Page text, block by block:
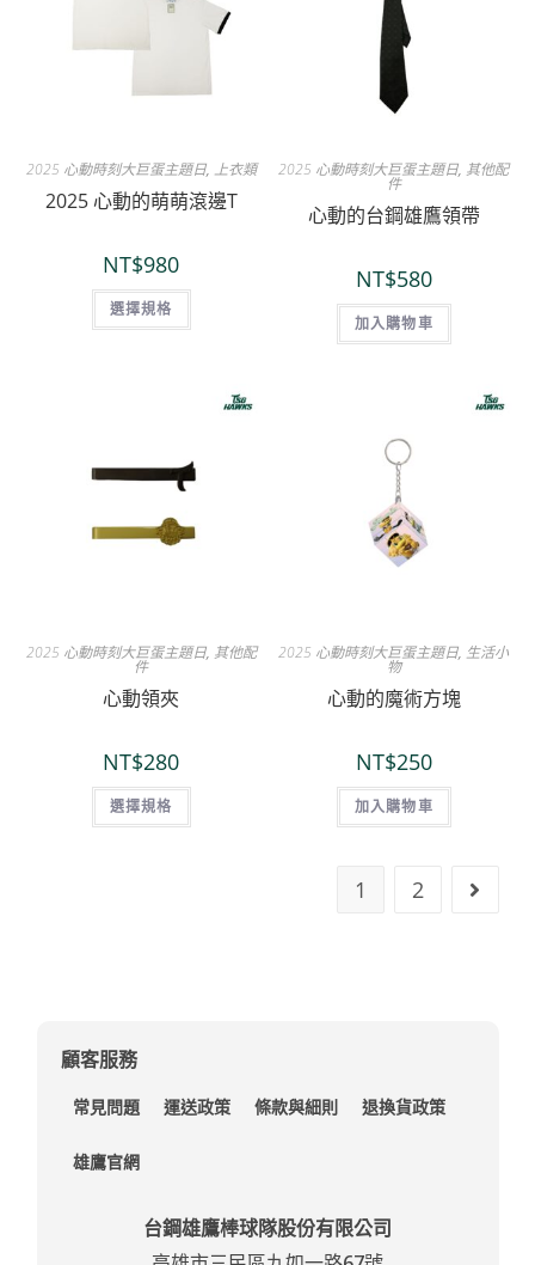
2025 心動時刻大巨蛋主題日, 上衣類
2025 心動的萌萌滾邊T
NT$980
選擇規格
2025 心動時刻大巨蛋主題日, 其他配
件
心動的台鋼雄鷹領帶
NT$580
加入購物車
2025 心動時刻大巨蛋主題日, 其他配
件
心動領夾
NT$280
選擇規格
2025 心動時刻大巨蛋主題日, 生活小
物
心動的魔術方塊
NT$250
加入購物車
1 2
顧客服務
常見問題 運送政策 條款與細則 退換貨政策
雄鷹官網
台鋼雄鷹棒球隊股份有限公司